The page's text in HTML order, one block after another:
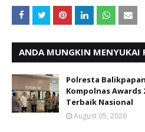
ANDA MUNGKIN MENYUKAI
Polresta
Kompolnas Awards
Terbaik Nasional
August 05, 2026